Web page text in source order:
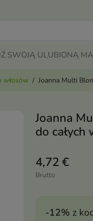
SWOJĄ ULUBIONĄ
włosów Joanna Multi
Joanna
do
4,72 €
Brutto
-12% z